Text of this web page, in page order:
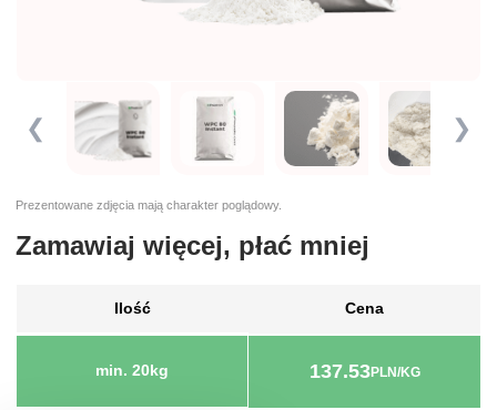
❮ ❯
Prezentowane zdjęcia mają charakter poglądowy.
Zamawiaj więcej, płać mniej
Ilość Cena
min. 20kg 137.53PLN/KG